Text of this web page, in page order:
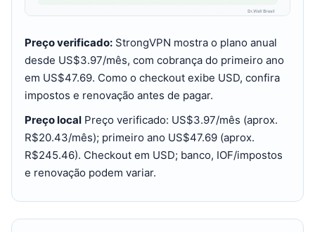
Preço verificado: StrongVPN mostra o plano anual
desde US$3.97/mês, com cobrança do primeiro ano
em US$47.69. Como o checkout exibe USD, confira
impostos e renovação antes de pagar.
Preço local Preço verificado: US$3.97/mês (aprox.
R$20.43/mês); primeiro ano US$47.69 (aprox.
R$245.46). Checkout em USD; banco, IOF/impostos
e renovação podem variar.